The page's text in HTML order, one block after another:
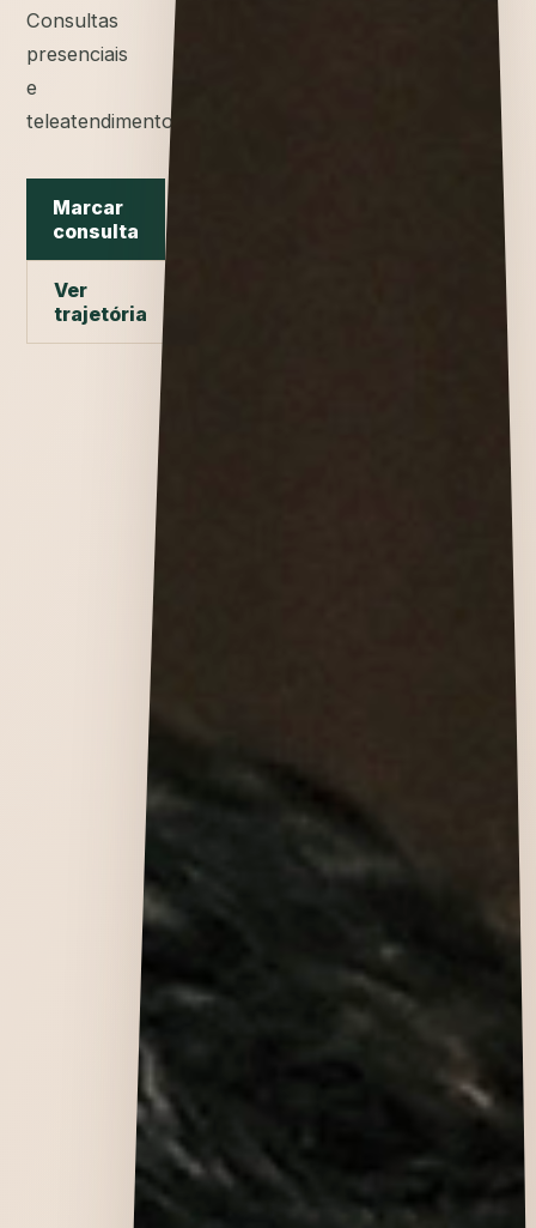
Consultas
presenciais
e
teleatendimento.
Marcar
consulta
Ver
trajetória